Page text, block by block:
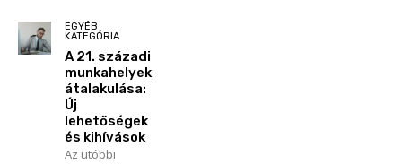
EGYÉB
KATEGÓRIA
A 21. századi
munkahelyek
átalakulása:
Új
lehetőségek
és kihívások
Az utóbbi